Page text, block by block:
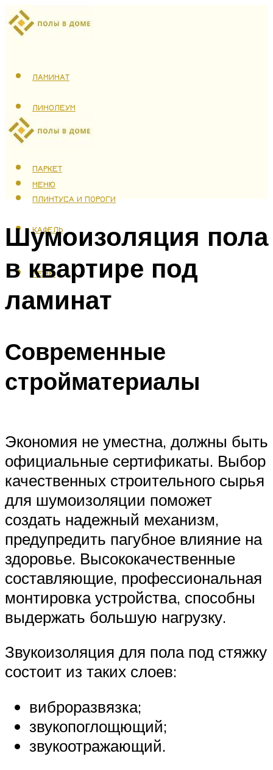
ЛАМИНАТ
ЛИНОЛЕУМ
ТЕПЛЫЙ ПОЛ
ПАРКЕТ
ПЛИНТУСА И ПОРОГИ
КАФЕЛЬ
МЕНЮ
МЕНЮ
Шумоизоляция пола
в квартире под
ламинат
Современные
стройматериалы
Экономия не уместна, должны быть
официальные сертификаты. Выбор
качественных строительного сырья
для шумоизоляции поможет
создать надежный механизм,
предупредить пагубное влияние на
здоровье. Высококачественные
составляющие, профессиональная
монтировка устройства, способны
выдержать большую нагрузку.
Звукоизоляция для пола под стяжку
состоит из таких слоев:
виброразвязка;
звукопоглощющий;
звукоотражающий.